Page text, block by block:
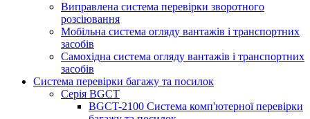
Виправлена ​​система перевірки зворотного
розсіювання
Мобільна система огляду вантажів і транспортних
засобів
Самохідна система огляду вантажів і транспортних
засобів
Система перевірки багажу та посилок
Серія BGCT
BGCT-2100 Система комп'ютерної перевірки